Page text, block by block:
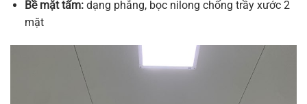
Bề mặt tấm:dạng phẳng, bọc nilong chống trầy xước 2
mặt